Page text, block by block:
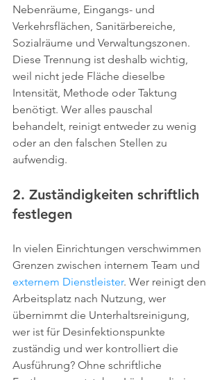
Nebenräume, Eingangs- und
Verkehrsflächen, Sanitärbereiche,
Sozialräume und Verwaltungszonen.
Diese Trennung ist deshalb wichtig,
weil nicht jede Fläche dieselbe
Intensität, Methode oder Taktung
benötigt. Wer alles pauschal
behandelt, reinigt entweder zu wenig
oder an den falschen Stellen zu
aufwendig.
2. Zuständigkeiten schriftlich
festlegen
In vielen Einrichtungen verschwimmen
Grenzen zwischen internem Team und
externem Dienstleister. Wer reinigt den
Arbeitsplatz nach Nutzung, wer
übernimmt die Unterhaltsreinigung,
wer ist für Desinfektionspunkte
zuständig und wer kontrolliert die
Ausführung? Ohne schriftliche